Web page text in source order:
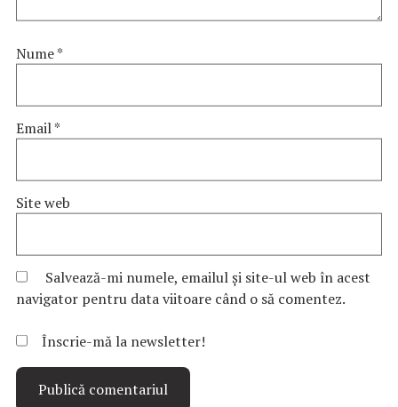
Nume*
Email*
Site web
Salvează-mi numele, emailul și site-ul web în acest
navigator pentru data viitoare când o să comentez.
Înscrie-mă la newsletter!